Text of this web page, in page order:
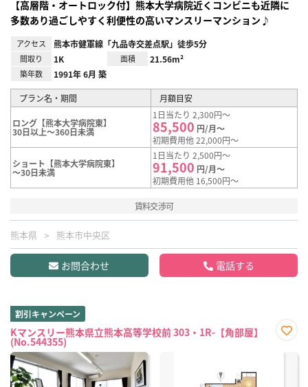
【高層階・オートロック付】熊本大学病院近くコンビニも近隣に
多数あり過ごしやすく利便性の高いマンスリーマンション♪
アクセス 熊本市健軍線「九品寺交差点駅」徒歩5分
間取り 1K 面積 21.56m²
築年数 1991年 6月 築
プラン名・期間 月額目安
ロング【熊本大学病院東】
30日以上～360日未満
1日当たり 2,300円～
85,500 円/月～
初期費用他 22,000円～
ショート【熊本大学病院東】
～30日未満
1日当たり 2,500円～
91,500 円/月～
初期費用他 16,500円～
賃料交渉可
熊本県 熊本市中央区
お問合わせ 電話する
割引キャンペーン
Kマンスリー熊本県立熊本高等学校前 303・1R-【角部屋】
(No.544355)
に入